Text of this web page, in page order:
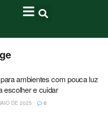
ambientes com pouca luz
escolher e cuidar
DE 2025 0